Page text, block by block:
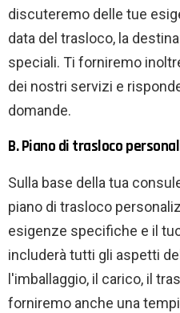
discuteremo delle tue
data del trasloco, la
speciali. Ti forniremo
dei nostri servizi e
domande.
B. Piano di trasloco
Sulla base della tua
piano di trasloco
esigenze specifiche e il
includerà tutti gli aspetti
l'imballaggio, il carico, il
forniremo anche una